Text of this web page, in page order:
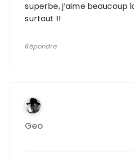
superbe, j’aime beaucoup
surtout !!
Répondre
Geo